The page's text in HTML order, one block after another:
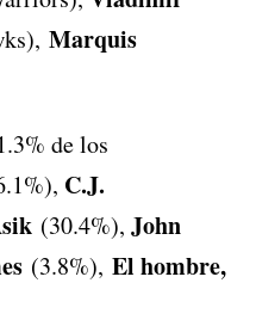
Marquis
de los
C.J.
(30.4%), John
(3.8%), El hombre,